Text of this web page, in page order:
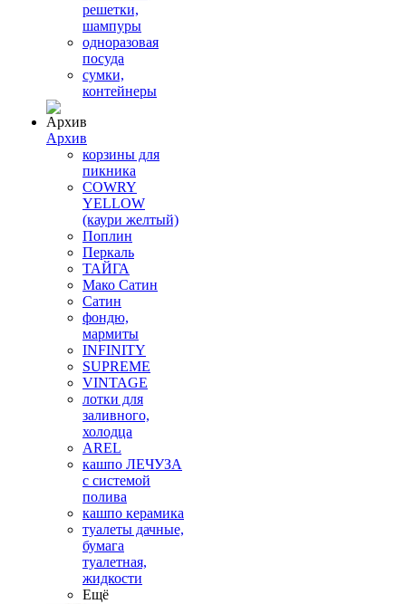
решетки,
шампуры
одноразовая
посуда
сумки,
контейнеры
Архив
корзины для
пикника
COWRY
YELLOW
(каури желтый)
Поплин
Перкаль
ТАЙГА
Мако Сатин
Сатин
фондю,
мармиты
INFINITY
SUPREME
VINTAGE
лотки для
заливного,
холодца
AREL
кашпо ЛЕЧУЗА
с системой
полива
кашпо керамика
туалеты дачные,
бумага
туалетная,
жидкости
Ещё